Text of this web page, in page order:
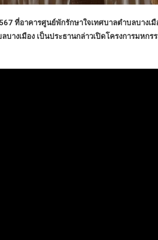
ที่อาคารศูนย์พักรักษาใจเทศบาลตำบลบางเ
างเมือง เป็นประธานกล่าวเปิดโครงการมหก